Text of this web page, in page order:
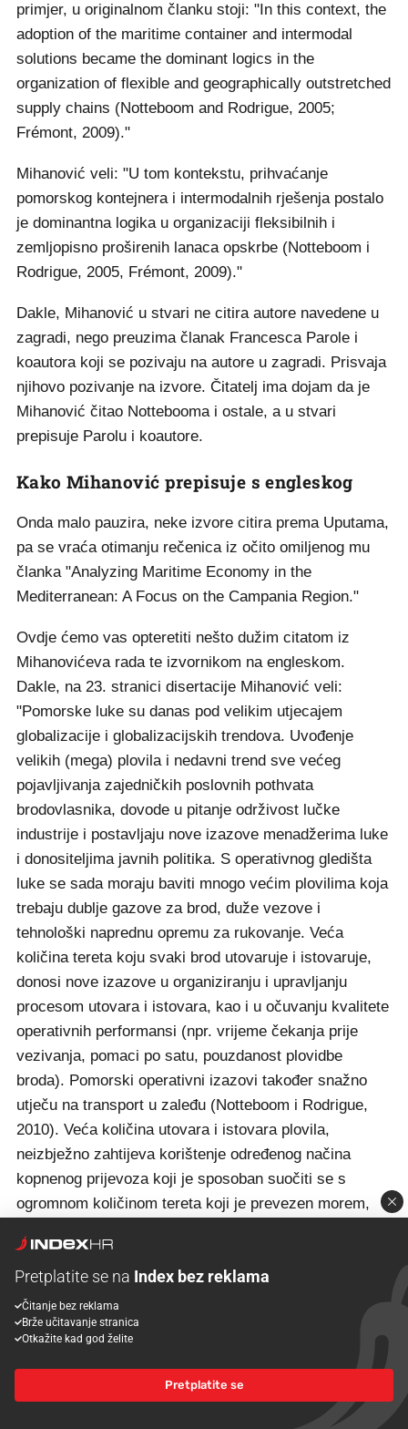
primjer, u originalnom članku stoji: "In this context, the
adoption of the maritime container and intermodal
solutions became the dominant logics in the
organization of flexible and geographically outstretched
supply chains (Notteboom and Rodrigue, 2005;
Frémont, 2009)."
Mihanović veli: "U tom kontekstu, prihvaćanje
pomorskog kontejnera i intermodalnih rješenja postalo
je dominantna logika u organizaciji fleksibilnih i
zemljopisno proširenih lanaca opskrbe (Notteboom i
Rodrigue, 2005, Frémont, 2009)."
Dakle, Mihanović u stvari ne citira autore navedene u
zagradi, nego preuzima članak Francesca Parole i
koautora koji se pozivaju na autore u zagradi. Prisvaja
njihovo pozivanje na izvore. Čitatelj ima dojam da je
Mihanović čitao Nottebooma i ostale, a u stvari
prepisuje Parolu i koautore.
Kako Mihanović prepisuje s engleskog
Onda malo pauzira, neke izvore citira prema Uputama,
pa se vraća otimanju rečenica iz očito omiljenog mu
članka "Analyzing Maritime Economy in the
Mediterranean: A Focus on the Campania Region."
Ovdje ćemo vas opteretiti nešto dužim citatom iz
Mihanovićeva rada te izvornikom na engleskom.
Dakle, na 23. stranici disertacije Mihanović veli:
"Pomorske luke su danas pod velikim utjecajem
globalizacije i globalizacijskih trendova. Uvođenje
velikih (mega) plovila i nedavni trend sve većeg
pojavljivanja zajedničkih poslovnih pothvata
brodovlasnika, dovode u pitanje održivost lučke
industrije i postavljaju nove izazove menadžerima luke
i donositeljima javnih politika. S operativnog gledišta
luke se sada moraju baviti mnogo većim plovilima koja
trebaju dublje gazove za brod, duže vezove i
tehnološki naprednu opremu za rukovanje. Veća
količina tereta koju svaki brod utovaruje i istovaruje,
donosi nove izazove u organiziranju i upravljanju
procesom utovara i istovara, kao i u očuvanju kvalitete
operativnih performansi (npr. vrijeme čekanja prije
vezivanja, pomaci po satu, pouzdanost plovidbe
broda). Pomorski operativni izazovi također snažno
utječu na transport u zaleđu (Notteboom i Rodrigue,
2010). Veća količina utovara i istovara plovila,
neizbježno zahtijeva korištenje određenog načina
kopnenog prijevoza koji je sposoban suočiti se s
ogromnom količinom tereta koji je prevezen morem,
smislu učestalosti i veličine priključaka i sl." Sve
izgleda kao njegova misao.
Idemo vidjeti što su četiri godine prije Mihanovića o
istome pisali Parola, Risitano, Tutore i Ferretti: "The
introduction of megavessels and the recent momentum
in shipowners collaborative ventures questioned the
sustainability of the port industry and posited new
Pretplatite se na Index bez reklama
Čitanje bez reklama
Brže učitavanje stranica
Otkažite kad god želite
Pretplatite se